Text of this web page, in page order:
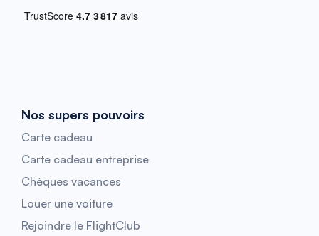
Nos supers pouvoirs
Carte cadeau
Carte cadeau entreprise
Chèques vacances
Louer une voiture
Rejoindre le FlightClub